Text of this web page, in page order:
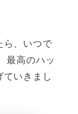
ら、いつで
最高のハッ
ていきまし